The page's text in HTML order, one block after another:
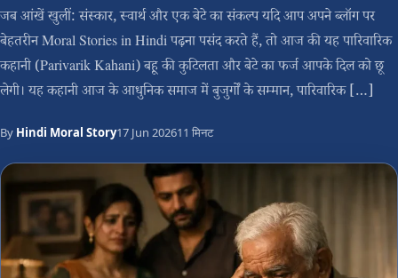
जब आंखें खुलीं: संस्कार, स्वार्थ और एक बेटे का संकल्प यदि आप अपने ब्लॉग पर
बेहतरीन Moral Stories in Hindi पढ़ना पसंद करते हैं, तो आज की यह पारिवारिक
कहानी (Parivarik Kahani) बहू की कुटिलता और बेटे का फर्ज आपके दिल को छू
लेगी। यह कहानी आज के आधुनिक समाज में बुजुर्गों के सम्मान, पारिवारिक […]
By Hindi Moral Story17 Jun 202611 मिनट